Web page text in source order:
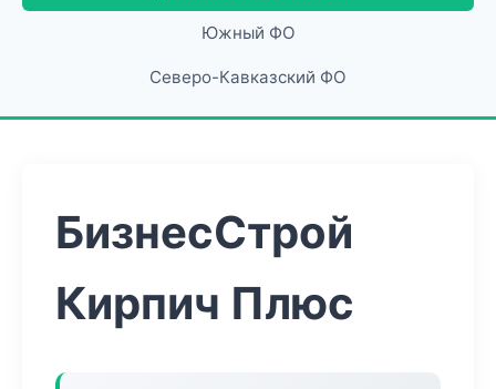
Южный ФО
Северо-Кавказский ФО
БизнесСтрой
Кирпич Плюс